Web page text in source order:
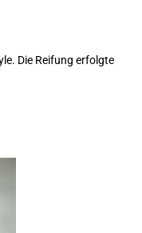
Die Reifung erfolgte